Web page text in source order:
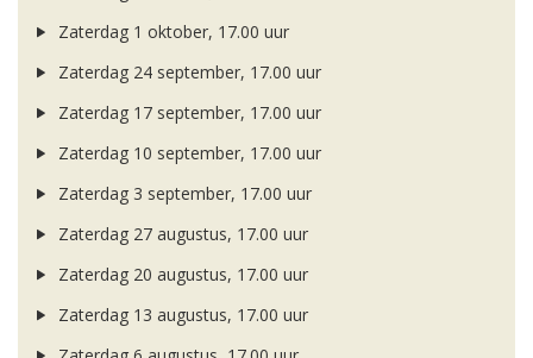
Zaterdag 1 oktober, 17.00 uur
Zaterdag 24 september, 17.00 uur
Zaterdag 17 september, 17.00 uur
Zaterdag 10 september, 17.00 uur
Zaterdag 3 september, 17.00 uur
Zaterdag 27 augustus, 17.00 uur
Zaterdag 20 augustus, 17.00 uur
Zaterdag 13 augustus, 17.00 uur